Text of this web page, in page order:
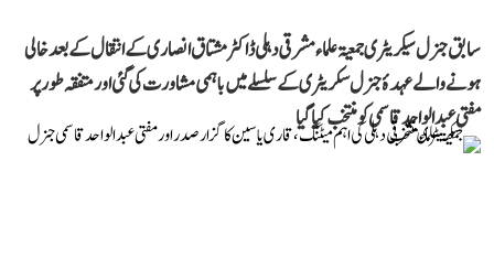
سابق جنرل سیکریٹری جمعیۃ علماء مشرقی دہلی ڈاکٹر مشتاق انصاری کے انتقال کے بعد خالی
ہونے والے عہدۂ جنرل سکریٹری کے سلسلے میں باہمی مشاورت کی گئی اور متفقہ طور پر
مفتی عبد الواحد قاسمی کو منتخب کیا گیا